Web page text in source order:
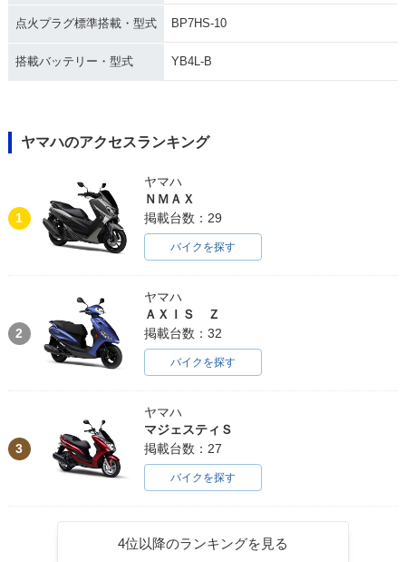
点火プラグ標準搭載・型式 BP7HS-10
搭載バッテリー・型式 YB4L-B
ヤマハのアクセスランキング
1
ヤマハ
ＮＭＡＸ
掲載台数：29
バイクを探す
2
ヤマハ
ＡＸＩＳ Ｚ
掲載台数：32
バイクを探す
3
ヤマハ
マジェスティＳ
掲載台数：27
バイクを探す
4位以降のランキングを見る